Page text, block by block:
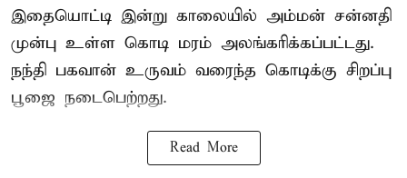
இதையொட்டி இன்று காலையில் அம்மன் சன்னதி
முன்பு உள்ள கொடி மரம் அலங்கரிக்கப்பட்டது.
நந்தி பகவான் உருவம் வரைந்த கொடிக்கு சிறப்பு
பூஜை நடைபெற்றது.
Read More